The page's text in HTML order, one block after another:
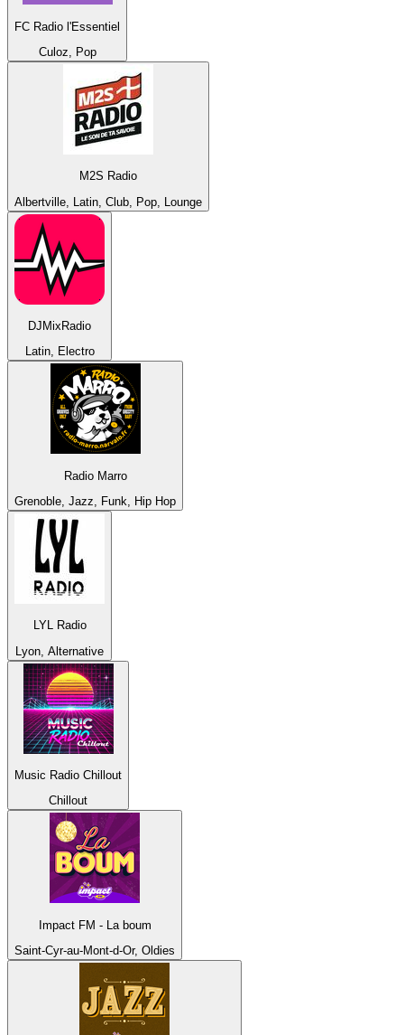
FC Radio l'Essentiel
Culoz, Pop
M2S Radio
Albertville, Latin, Club, Pop, Lounge
DJMixRadio
Latin, Electro
Radio Marro
Grenoble, Jazz, Funk, Hip Hop
LYL Radio
Lyon, Alternative
Music Radio Chillout
Chillout
Impact FM - La boum
Saint-Cyr-au-Mont-d-Or, Oldies